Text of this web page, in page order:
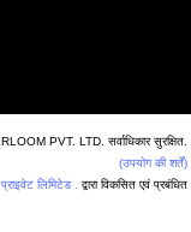
PVT. LTD. सर्वाधिकार सुरक्षित.
(उपयोग की शर्तें)
लिमिटेड .
द्वारा विकसित एवं प्रबंधित